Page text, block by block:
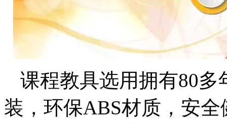
课程教具选用拥有80
装，环保ABS材质，安